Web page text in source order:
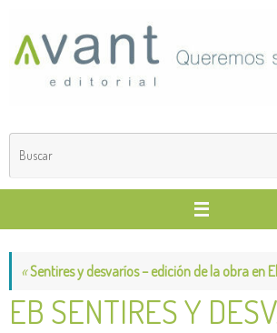
contenido
«Sentires y desvaríos – edición de la obra en
EB SENTIRES Y